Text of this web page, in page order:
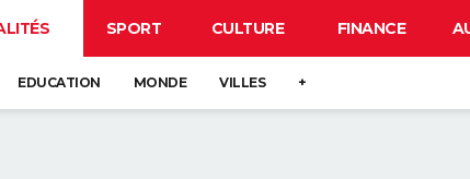
SPORT CULTURE FINANCE
EDUCATION MONDE VILLES +